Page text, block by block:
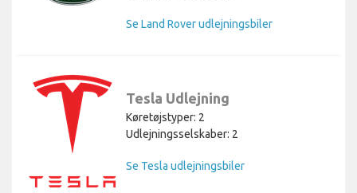
Se Land Rover udlejningsbiler
Tesla Udlejning
Køretøjstyper: 2
Udlejningsselskaber: 2
Se Tesla udlejningsbiler